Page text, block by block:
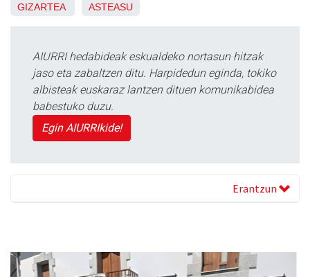
GIZARTEA ASTEASU
AIURRI hedabideak eskualdeko nortasun hitzak
jaso eta zabaltzen ditu. Harpidedun eginda, tokiko
albisteak euskaraz lantzen dituen komunikabidea
babestuko duzu.
Egin AIURRIkide!
Erantzun